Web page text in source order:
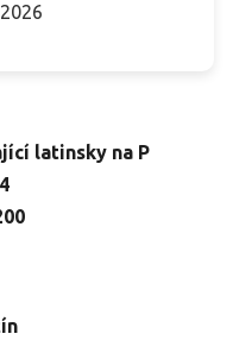
latinsky na P